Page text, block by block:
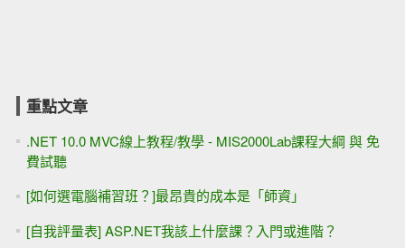
重點文章
.NET 10.0 MVC線上教程/教學 - MIS2000Lab課程大綱 與 免
費試聽
[如何選電腦補習班？]最昂貴的成本是「師資」
[自我評量表] ASP.NET我該上什麼課？入門或進階？